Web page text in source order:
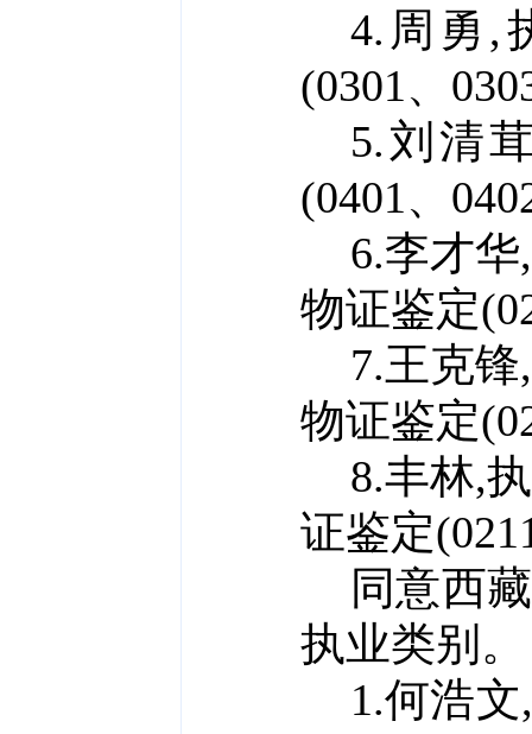
4.周勇,
(0301、
5.刘清
(0401、
6.李才华,
物证鉴定(
7.王克锋,
物证鉴定(
8.丰林,
证鉴定(
同意西
执业类别。
1.何浩